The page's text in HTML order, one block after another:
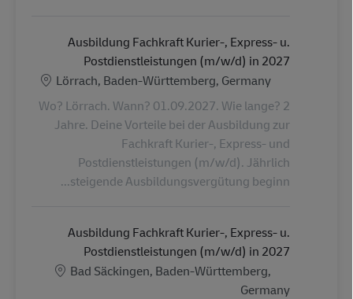
Ausbildung Fachkraft Kurier-, Express- u.
Postdienstleistungen (m/w/d) in 2027
الموقع
Lörrach, Baden-Württemberg, Germany
Wo? Lörrach. Wann? 01.09.2027. Wie lange? 2
Jahre. Deine Vorteile bei der Ausbildung zur
Fachkraft Kurier-, Express- und
Postdienstleistungen (m/w/d). Jährlich
steigende Ausbildungsvergütung beginn...
Ausbildung Fachkraft Kurier-, Express- u.
Postdienstleistungen (m/w/d) in 2027
الموقع
Bad Säckingen, Baden-Württemberg,
Germany